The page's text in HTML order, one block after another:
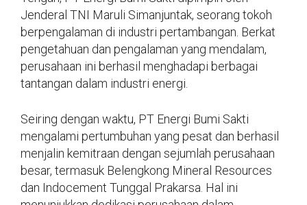
Jenderal TNI Maruli Simanjuntak, seorang tokoh
berpengalaman di industri pertambangan. Berkat
pengetahuan dan pengalaman yang mendalam,
perusahaan ini berhasil menghadapi berbagai
tantangan dalam industri energi.
Seiring dengan waktu, PT Energi Bumi Sakti
mengalami pertumbuhan yang pesat dan berhasil
menjalin kemitraan dengan sejumlah perusahaan
besar, termasuk Belengkong Mineral Resources
dan Indocement Tunggal Prakarsa. Hal ini